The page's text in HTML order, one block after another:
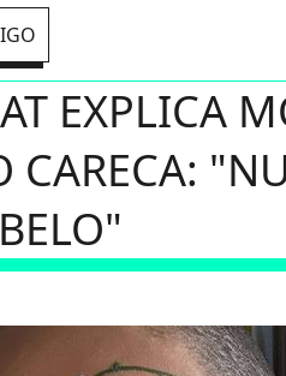
EXPLICA
CARECA: